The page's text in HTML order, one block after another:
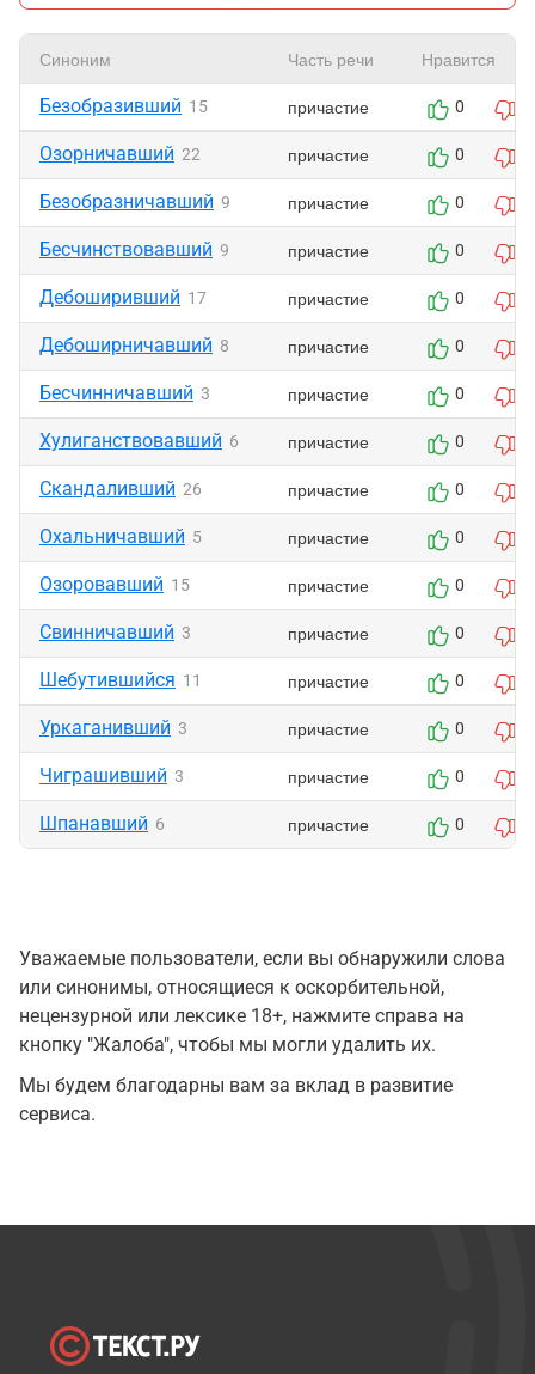
Синоним Часть речи Нравится
Безобразивший 15 причастие 0
Озорничавший 22 причастие 0
Безобразничавший 9 причастие 0
Бесчинствовавший 9 причастие 0
Дебоширивший 17 причастие 0
Дебоширничавший 8 причастие 0
Бесчинничавший 3 причастие 0
Хулиганствовавший 6 причастие 0
Скандаливший 26 причастие 0
Охальничавший 5 причастие 0
Озоровавший 15 причастие 0
Свинничавший 3 причастие 0
Шебутившийся 11 причастие 0
Уркаганивший 3 причастие 0
Чиграшивший 3 причастие 0
Шпанавший 6 причастие 0
Уважаемые пользователи, если вы обнаружили слова
или синонимы, относящиеся к оскорбительной,
нецензурной или лексике 18+, нажмите справа на
кнопку "Жалоба", чтобы мы могли удалить их.
Мы будем благодарны вам за вклад в развитие
сервиса.